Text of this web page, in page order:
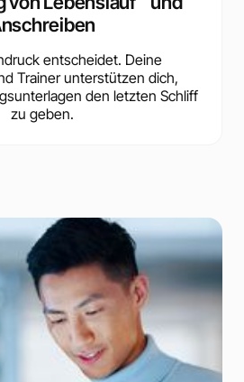
entscheidet. Deine
Trainer unterstützen dich,
den letzten Schliff
zu geben.